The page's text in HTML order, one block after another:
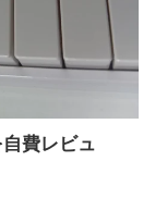
費レビュ